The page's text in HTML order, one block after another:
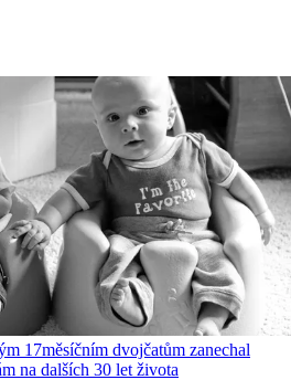
17měsíčním dvojčatům zanechal
na dalších 30 let života